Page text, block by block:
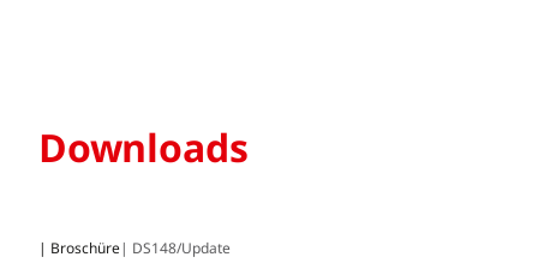
Downloads
| Broschüre| DS148/Update